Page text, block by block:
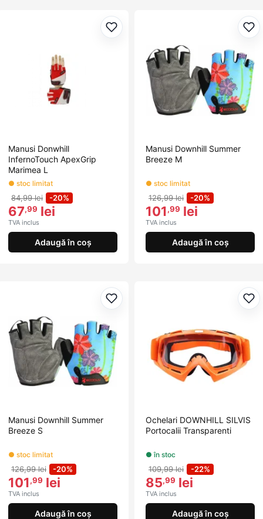
Adaugă la favorite
Manusi Donwhill
InfernoTouch ApexGrip
Marimea L
● stoc limitat
84,99 lei -20%
67,99 lei
TVA inclus
Adaugă în coș
Manusi Downhill Summer
Breeze M
● stoc limitat
126,99 lei -20%
101,99 lei
TVA inclus
Adaugă în coș
Adaugă la favorite
Manusi Downhill Summer
Breeze S
● stoc limitat
126,99 lei -20%
101,99 lei
TVA inclus
Adaugă în coș
Ochelari DOWNHILL SILVIS
Portocalii Transparenti
● în stoc
109,99 lei -22%
85,99 lei
TVA inclus
Adaugă în coș